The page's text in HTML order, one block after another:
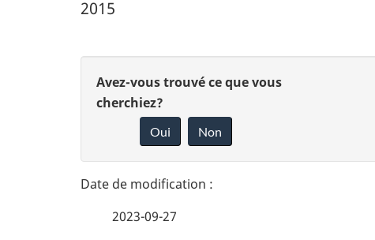
2015
D
é
a
D
n
Avez-vous trouvé ce que vous
cherchiez?
Oui Non
2023-09-27